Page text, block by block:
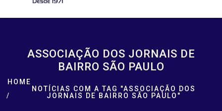
ASSOCIAÇÃO DOS JORNAIS DE
BAIRRO SÃO PAULO
HOME
NOTÍCIAS COM A TAG "ASSOCIAÇÃO DOS
JORNAIS DE BAIRRO SÃO PAULO"